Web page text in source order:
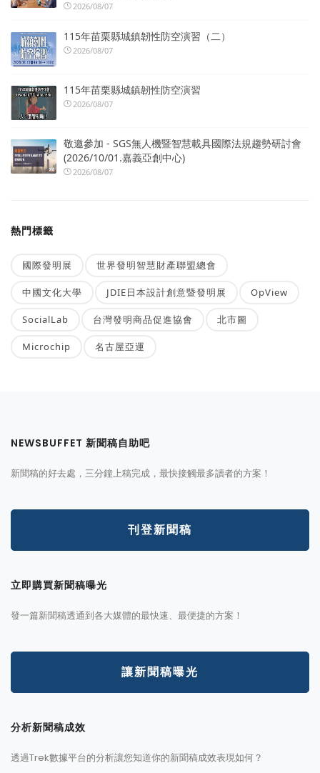
2026/08/07
115年苗栗縣城鎮韌性防空演習（二）
2026/08/07
115年苗栗縣城鎮韌性防空演習
2026/08/07
敬邀參加 - SGS無人機暨智慧載具國際法規趨勢研討會
(2026/10/01.嘉義亞創中心)
2026/08/07
熱門標籤
國際發明展 世界發明智慧財產聯盟總會
中國文化大學 JDIE日本設計創意暨發明展 OpView
SocialLab 台灣發明商品促進協會 北市圖
Microchip 名古屋亞運
NEWSBUFFET 新聞稿自助吧
新聞稿的好去處，三分鐘上稿完成，最快接觸最多讀者的方案！
刊登新聞稿
立即購買新聞稿曝光
發一篇新聞稿透通到各大媒體的最快速、最便捷的方案！
讓新聞稿曝光
分析新聞稿成效
透過Trek數據平台的分析讓您知道你的新聞稿成效表現如何？